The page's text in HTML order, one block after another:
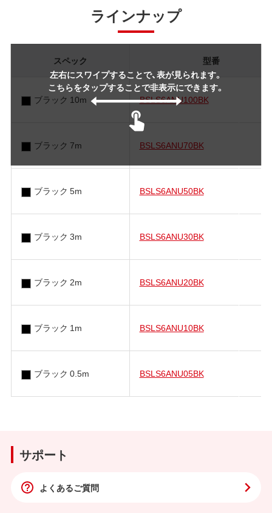
ラインナップ
左右にスワイプすることで、表が見られます。
こちらをタップすることで非表示にできます。
スペック 型番
ブラック 10m BSLS6ANU100BK
ブラック 7m BSLS6ANU70BK
ブラック 5m BSLS6ANU50BK
ブラック 3m BSLS6ANU30BK
ブラック 2m BSLS6ANU20BK
ブラック 1m BSLS6ANU10BK
ブラック 0.5m BSLS6ANU05BK
サポート
よくあるご質問